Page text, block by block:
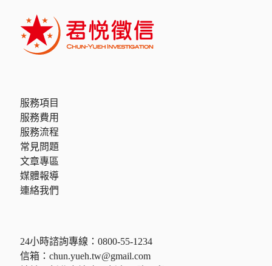
服務項目
服務費用
服務流程
常見問題
文章專區
媒體報導
連絡我們
24小時諮詢專線： 0800-55-1234
信箱： chun.yueh.tw@gmail.com